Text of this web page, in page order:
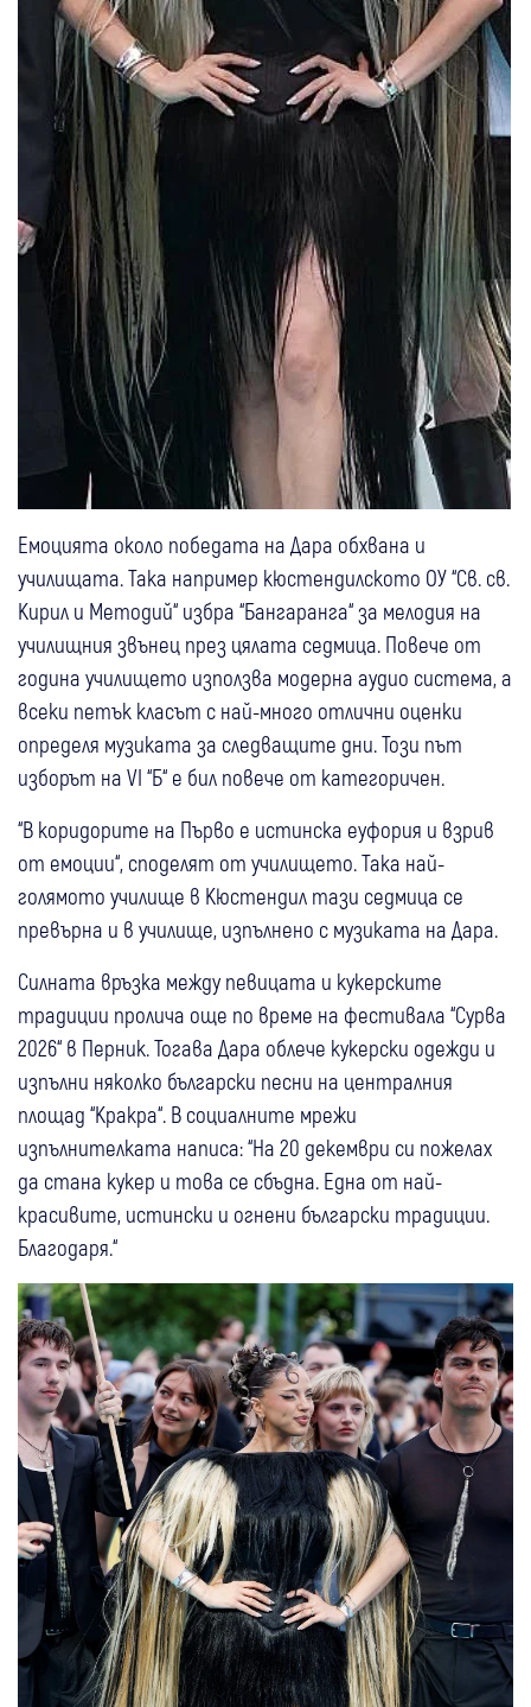
Емоцията около победата на Дара обхвана и
училищата. Така например кюстендилското ОУ “Св. св.
Кирил и Методий“ избра “Бангаранга“ за мелодия на
училищния звънец през цялата седмица. Повече от
година училището използва модерна аудио система, а
всеки петък класът с най-много отлични оценки
определя музиката за следващите дни. Този път
изборът на VI “Б“ е бил повече от категоричен.
“В коридорите на Първо е истинска еуфория и взрив
от емоции“, споделят от училището. Така най-
голямото училище в Кюстендил тази седмица се
превърна и в училище, изпълнено с музиката на Дара.
Силната връзка между певицата и кукерските
традиции пролича още по време на фестивала “Сурва
2026“ в Перник. Тогава Дара облече кукерски одежди и
изпълни няколко български песни на централния
площад “Кракра“. В социалните мрежи
изпълнителката написа: “На 20 декември си пожелах
да стана кукер и това се сбъдна. Една от най-
красивите, истински и огнени български традиции.
Благодаря.“